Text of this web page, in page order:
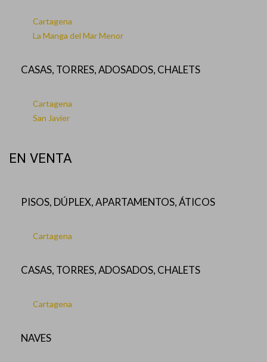
Cartagena
La Manga del Mar Menor
CASAS, TORRES, ADOSADOS, CHALETS
Cartagena
San Javier
EN VENTA
PISOS, DÚPLEX, APARTAMENTOS, ÁTICOS
Cartagena
CASAS, TORRES, ADOSADOS, CHALETS
Cartagena
NAVES